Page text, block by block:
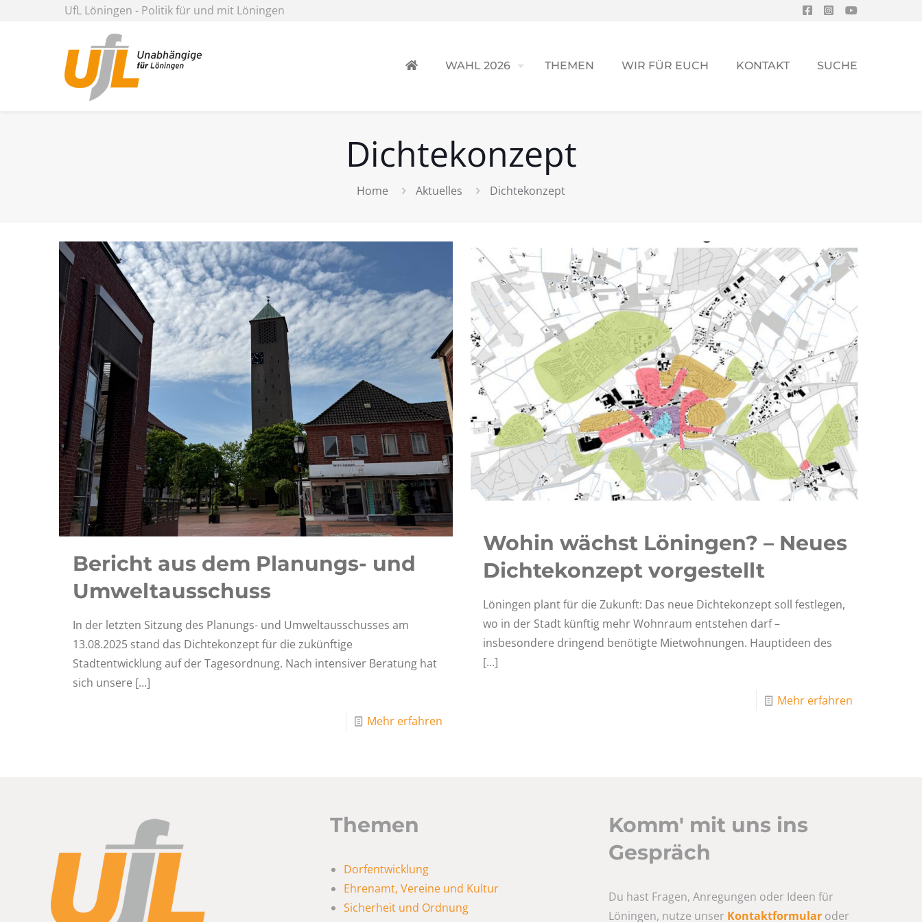
UfL Löningen - Politik für und mit Löningen
WAHL 2026 THEMEN WIR FÜR EUCH KONTAKT SUCHE
Dichtekonzept
Home Aktuelles Dichtekonzept
Bericht aus dem Planungs- und
Umweltausschuss
In der letzten Sitzung des Planungs- und Umweltausschusses am
13.08.2025 stand das Dichtekonzept für die zukünftige
Stadtentwicklung auf der Tagesordnung. Nach intensiver Beratung hat
sich unsere […]
Mehr erfahren
Wohin wächst Löningen? – Neues
Dichtekonzept vorgestellt
Löningen plant für die Zukunft: Das neue Dichtekonzept soll festlegen,
wo in der Stadt künftig mehr Wohnraum entstehen darf –
insbesondere dringend benötigte Mietwohnungen. Hauptideen des
[…]
Mehr erfahren
Themen
Dorfentwicklung
Ehrenamt, Vereine und Kultur
Sicherheit und Ordnung
Komm' mit uns ins
Gespräch
Du hast Fragen, Anregungen oder Ideen für
Löningen, nutze unser Kontaktformular oder